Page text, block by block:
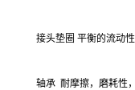
接头垫圈 平衡的流动
轴承 耐摩擦，磨耗性